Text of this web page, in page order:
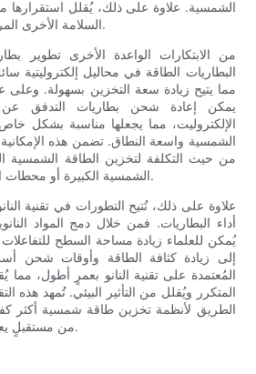
الشمسية. علاوة على ذلك، يُقلل
السلامة الأخرى المرتبطة بالبطاريات التقليدية.
من الابتكارات الواعدة الأخرى تطوير
البطاريات الطاقة في محاليل إلكتروليتية
مما يتيح زيادة سعة التخزين بسهولة. وعلى
يمكن إعادة شحن بطاريات التدفق
الإلكتروليت، مما يجعلها مناسبة بشكل
الشمسية واسعة النطاق. تضمن هذه الإمكانية
من حيث التكلفة لتخزين الطاقة الشمسية
الشمسية الكبيرة أو محطات الطاقة الشمسية الحضرية.
علاوة على ذلك، تُتيح التطورات في تقنية
أداء البطاريات. فمن خلال دمج المواد
يُمكن للعلماء زيادة مساحة السطح للتفاعلات
إلى زيادة كثافة الطاقة وأوقات شحن
المُعتمدة على تقنية النانو بعمرٍ أطول، مما
المتكرر ويُقلل من التأثير البيئي. تُمهد هذه
الطريق لأنظمة تخزين طاقة شمسية أكثر
من مستقبلٍ يعتمد على الطاقة المتجددة.